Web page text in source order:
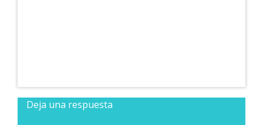
Deja una respuesta